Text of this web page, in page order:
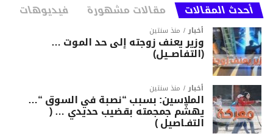
أحدث المقالات مقالات مشهورة فيديوهات
أخبار منذ سنتين
وزير يعنف زوجته إلى حد الموت …
(التفاصــيل)
أخبار منذ سنتين
الملاسين: بسبب “نصبة في السوق “…
يهشّم جمجمته بقضيب حديدي … (
التفـاصيل )